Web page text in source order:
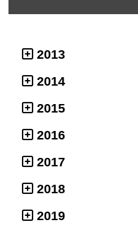
2013
2014
2015
2016
2017
2018
2019